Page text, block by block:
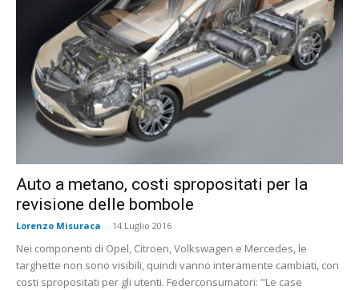
Auto a metano, costi spropositati per la
revisione delle bombole
Lorenzo Misuraca - 14 Luglio 2016
Nei componenti di Opel, Citroen, Volkswagen e Mercedes, le
targhette non sono visibili, quindi vanno interamente cambiati, con
costi spropositati per gli utenti. Federconsumatori: "Le case